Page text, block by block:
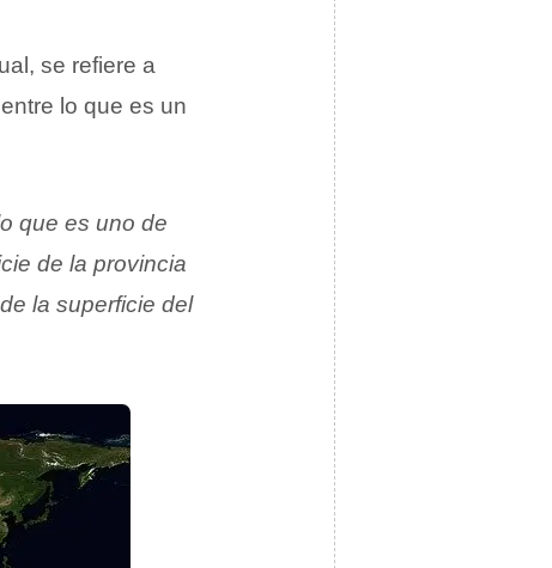
se refiere a
lo que es un
que es uno de
de la provincia
la superficie del